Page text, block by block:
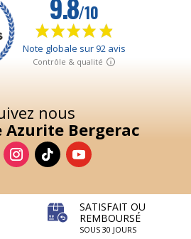
nous
Bergerac
SATISFAIT OU
REMBOURSÉ
SOUS 30 JOURS